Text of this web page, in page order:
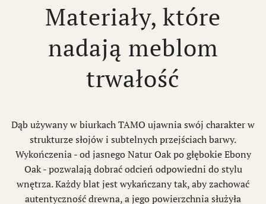
Materiały, które
nadają meblom
trwałość
Dąb używany w biurkach TAMO ujawnia swój charakter w
strukturze słojów i subtelnych przejściach barwy.
Wykończenia - od jasnego Natur Oak po głębokie Ebony
Oak - pozwalają dobrać odcień odpowiedni do stylu
wnętrza. Każdy blat jest wykańczany tak, aby zachować
autentyczność drewna, a jego powierzchnia służyła